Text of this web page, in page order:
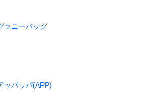
ラニーバッグ
ッパッパ(APP)